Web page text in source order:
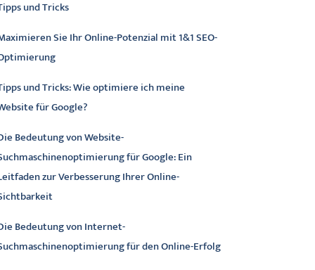
und Tricks
Sie Ihr Online-Potenzial mit 1&1 SEO-
und Tricks: Wie optimiere ich meine
für Google?
Bedeutung von Website-
für Google: Ein
zur Verbesserung Ihrer Online-
Bedeutung von Internet-
für den Online-Erfolg